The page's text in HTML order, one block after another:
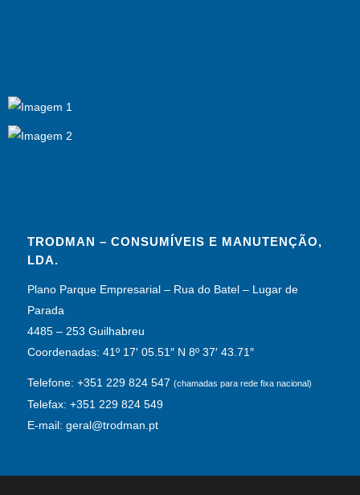
TRODMAN – CONSUMÍVEIS E MANUTENÇÃO,
LDA.
Plano Parque Empresarial – Rua do Batel – Lugar de
Parada
4485 – 253 Guilhabreu
Coordenadas: 41º 17′ 05.51″ N 8º 37′ 43.71″
Telefone: +351 229 824 547(chamadas para rede fixa nacional)
Telefax: +351 229 824 549
E-mail: geral@trodman.pt